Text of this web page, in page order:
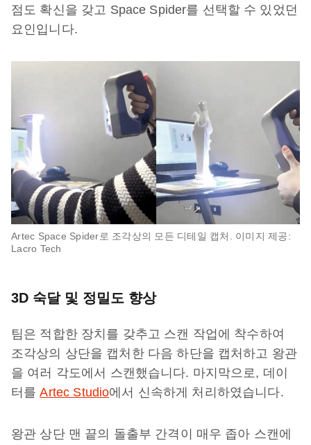
점도 확신을 갖고 Space Spider를 선택할 수 있었던
요인입니다.
Artec Space Spider로 조각상의 모든 디테일 캡처. 이미지 제공:
Lacro Tech
3D 숙달 및 정밀도 향상
팀은 적합한 장치를 갖추고 스캔 작업에 착수하여
조각상의 상단을 캡처한 다음 하단을 캡처하고 왕관
을 여러 각도에서 스캔했습니다. 마지막으로, 데이
터를Artec Studio에서 신속하게 처리하였습니다.
왕관 상단 맨 끝의 돌출부 간격이 매우 좁아 스캔에